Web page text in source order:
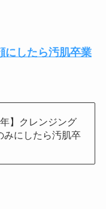
にしたら汚肌卒業
】クレンジング
みにしたら汚肌卒